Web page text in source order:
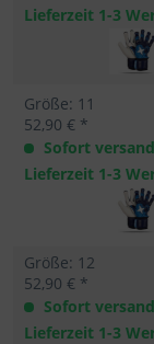
Lieferzeit 1-3
Größe: 11
52,90 € *
Sofort
Lieferzeit 1-3
Größe: 12
52,90 € *
Sofort
Lieferzeit 1-3